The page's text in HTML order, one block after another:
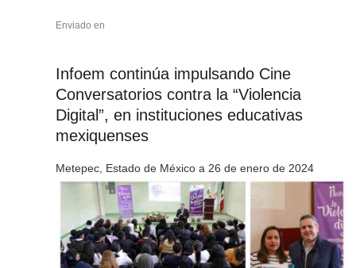
Enviado en
Infoem continúa impulsando Cine
Conversatorios contra la “Violencia
Digital”, en instituciones educativas
mexiquenses
Metepec, Estado de México a 26 de enero de 2024